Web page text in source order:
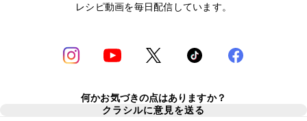
レシピ動画を毎日配信しています。
何かお気づきの点はありますか？
クラシルに意見を送る